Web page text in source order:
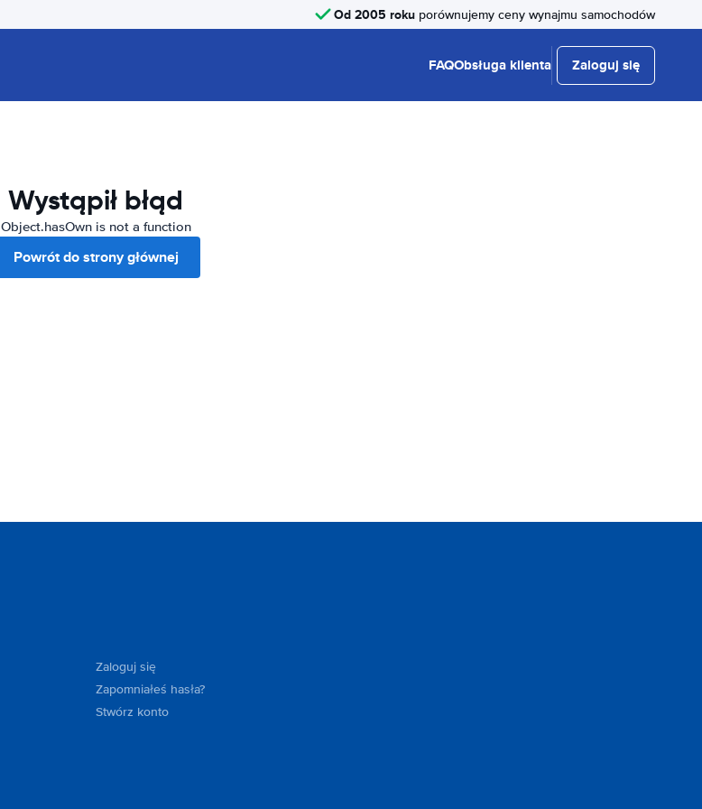
Od 2005 roku porównujemy ceny wynajmu samochodów
FAQObsługa klienta Zaloguj się
Wystąpił błąd
Object.hasOwn is not a function
Powrót do strony głównej
Zaloguj się
Zapomniałeś hasła?
Stwórz konto